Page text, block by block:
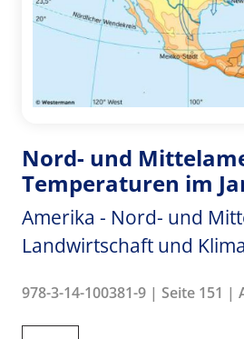
Nord- und
Temperaturen im
Amerika - Nord- und
Landwirtschaft und Klima
978-3-14-100381-9 | Seite 151 |